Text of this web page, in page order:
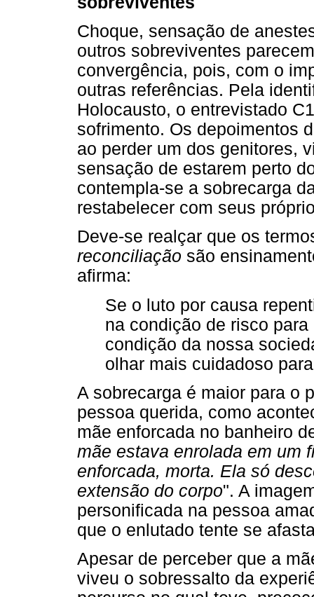
Choque, sensação de
outros sobreviventes
convergência, pois, com o
outras referências. Pela
Holocausto, o entrevistado
sofrimento. Os depoimentos
ao perder um dos genitores,
sensação de estarem perto
contempla-se a sobrecarga
restabelecer com seus
Deve-se realçar que os
reconciliação são
afirma:
Se o luto por causa
na condição de risco
condição da nossa
olhar mais cuidadoso
A sobrecarga é maior para o
pessoa querida, como
mãe enforcada no banheiro
mãe estava enrolada em um
enforcada, morta. Ela só
extensão do corpo". A
personificada na pessoa
que o enlutado tente se
Apesar de perceber que a
viveu o sobressalto da